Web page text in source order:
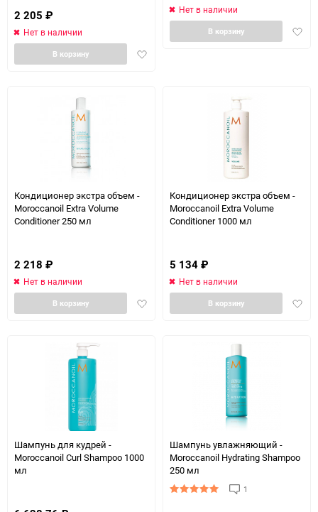
2 205 ₽
Нет в наличии
Добавить
В корзину
Нет в наличии
В корзину
Кондиционер экстра объем -
Moroccanoil Extra Volume
Conditioner 250 мл
2 218 ₽
Нет в наличии
Добавить
В корзину
Кондиционер экстра объем -
Moroccanoil Extra Volume
Conditioner 1000 мл
5 134 ₽
Нет в наличии
В корзину
Шампунь для кудрей -
Moroccanoil Curl Shampoo 1000
мл
Шампунь увлажняющий -
Moroccanoil Hydrating Shampoo
250 мл
1